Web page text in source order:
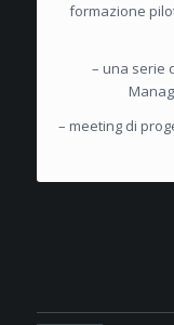
formazione
– una serie
– meeting di